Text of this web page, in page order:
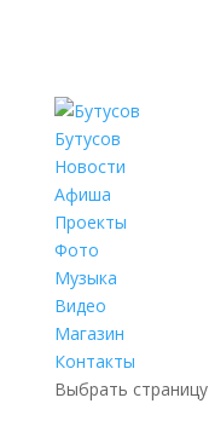
Бутусов
Новости
Афиша
Проекты
Фото
Музыка
Видео
Магазин
Контакты
Выбрать страницу